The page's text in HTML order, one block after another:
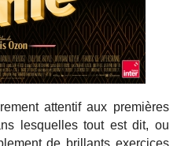
attentif aux premières
lesquelles tout est dit, ou
de brillants exercices